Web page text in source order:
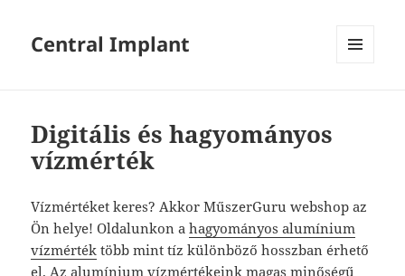
Central Implant
Digitális és hagyományos
vízmérték
Vízmértéket keres? Akkor MűszerGuru webshop az
Ön helye! Oldalunkon ahagyományos alumínium
vízmérték több mint tíz különböző hosszban érhető
el. Az alumínium vízmértékeink magas minőségű